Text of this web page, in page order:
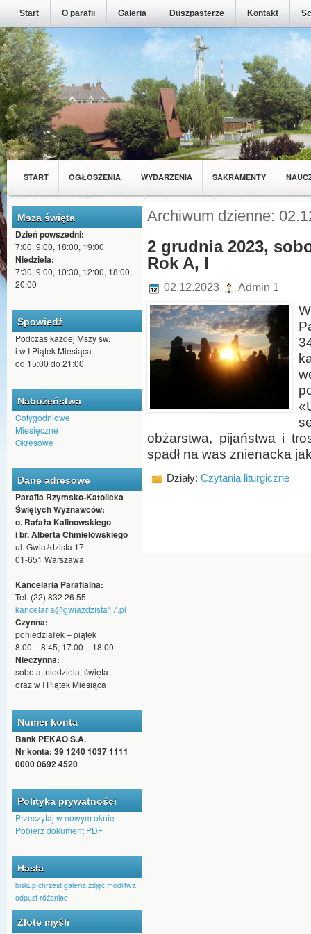
Start O parafii Galeria Duszpasterze Kontakt
START OGŁOSZENIA WYDARZENIA SAKRAMENTY
MŁODZIEŻ Z NASZEJ PARAFII WSPÓLNOTY
Msza święta
Dzień powszedni:
7:00, 9:00, 18:00, 19:00
Niedziela:
7:30, 9:00, 10:30, 12:00, 18:00,
20:00
Spowiedź
Podczas każdej Mszy św.
i w I Piątek Miesiąca
od 15:00 do 21:00
Nabożeństwa
Cotygodniowe
Miesięczne
Okresowe
Dane adresowe
Parafia Rzymsko-Katolicka
Świętych Wyznawców:
o. Rafała Kalinowskiego
i br. Alberta Chmielowskiego
ul. Gwiaździsta 17
01-651 Warszawa
Kancelaria Parafialna:
Tel. (22) 832 26 55
kancelaria@gwiazdzista17.pl
Czynna:
poniedziałek – piątek
8.00 – 8:45; 17.00 – 18.00
Nieczynna:
sobota, niedziela, święta
oraz w I Piątek Miesiąca
Numer konta
Bank PEKAO S.A.
Nr konta: 39 1240 1037 1111
0000 0692 4520
Polityka prywatności
Przeczytaj w nowym oknie
Pobierz dokument PDF
Hasła
biskup chrzest galeria zdjęć modlitwa
odpust różaniec
Złote myśli
Archiwum dzienne:
2 grudnia 2023,
Rok A, I
02.12.2023 Admin 1
obżarstwa, pijaństwa i
spadł na was znienacka
Działy: Czytania liturgiczne